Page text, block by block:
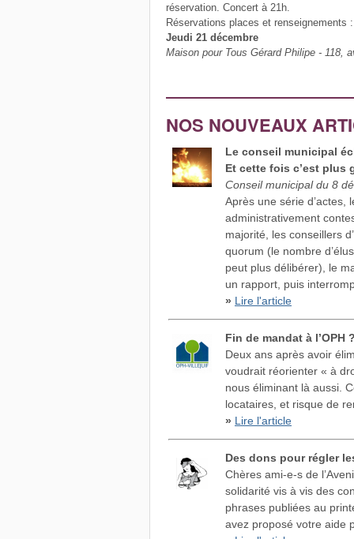
réservation. Concert à 21h.
Réservations places et renseignements
Jeudi 21 décembre
Maison pour Tous Gérard Philipe - 118,
NOS NOUVEAUX
Le conseil municipal
Et cette fois c’est plus
Conseil municipal du 8
Après une série d’actes,
administrativement
majorité, les conseillers
quorum (le nombre
peut plus délibérer), le
un rapport, puis
» Lire l'article
Fin de mandat à l’OPH
Deux ans après avoir
voudrait réorienter « à
nous éliminant là aussi.
locataires, et risque de
» Lire l'article
Des dons pour régler
Chères ami-e-s de
solidarité vis à vis des
phrases publiées au
avez proposé votre aide